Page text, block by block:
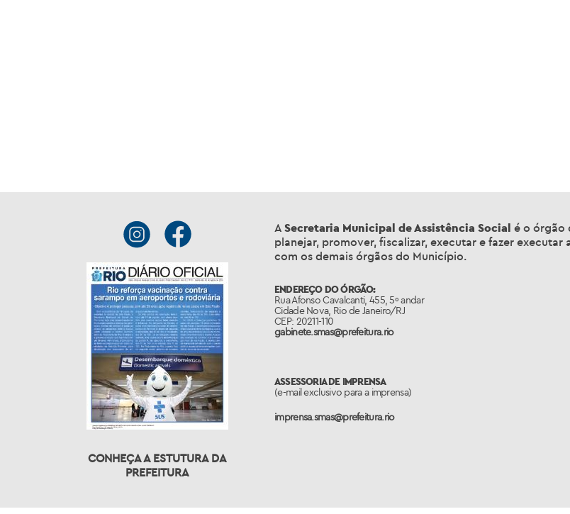
CONHEÇA A ESTUTURA DA
PREFEITURA
A Secretaria Municipal de Assistência Social é o órgão
planejar, promover, fiscalizar, executar e fazer
com os demais órgãos do Município.
ENDEREÇO DO ÓRGÃO:
Rua Afonso Cavalcanti, 455, 5º andar
Cidade Nova, Rio de Janeiro/RJ
CEP: 20211-110
gabinete.smas@prefeitura.rio
ASSESSORIA DE IMPRENSA
(e-mail exclusivo para a imprensa)
imprensa.smas@prefeitura.rio